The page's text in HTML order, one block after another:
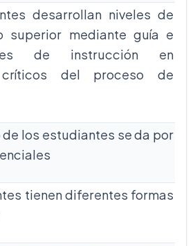
desarrollan niveles de
superior mediante guía e
de instrucción en
críticos del proceso de
los estudiantes se da por
tienen diferentes formas